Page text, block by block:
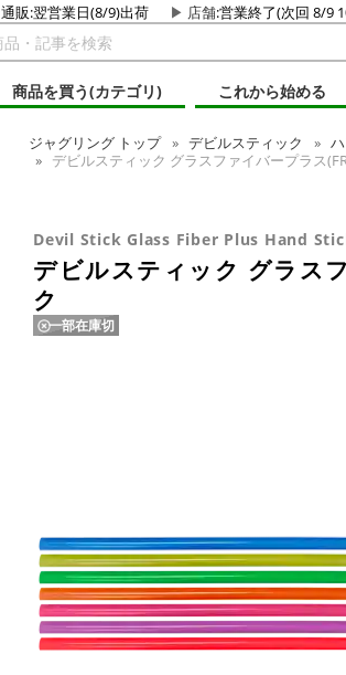
通販:翌営業日(8/9)出荷 店舗:営業終了(次回 8/9
商品を買う(カテゴリ)
これから始める
ジャグリング トップ デビルスティック
デビルスティック グラスファイバープラス
Devil Stick Glass Fiber Plus Hand
デビルスティック グラス
ク
一部在庫切